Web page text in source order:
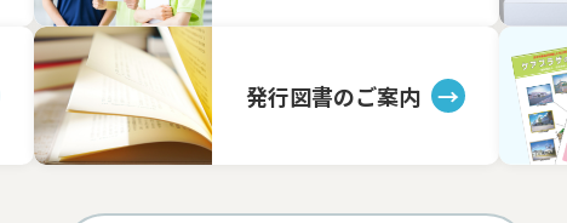
発行図書のご案内